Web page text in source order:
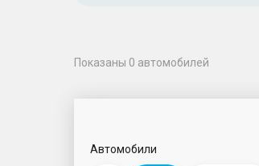
Показаны 0 автомобилей
Автомобили